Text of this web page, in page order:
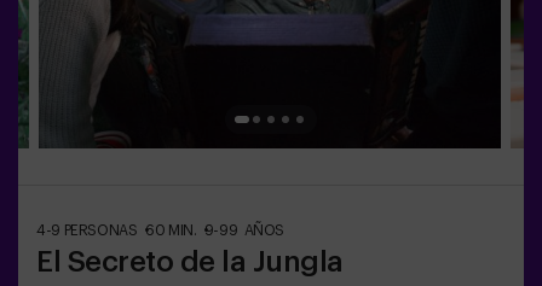
4-9 PERSONAS 60 MIN. 9-99 AÑOS
El Secreto de la Jungla